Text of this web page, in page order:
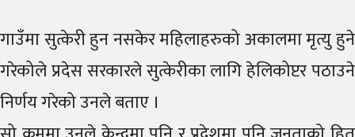
गाउँमा सुत्केरी हुन नसकेर महिलाहरुको अकालमा मृत्यु हुने
गरेकोले प्रदेस सरकारले सुत्केरीका लागि हेलिकोप्टर पठाउने
निर्णय गरेको उनले बताए ।